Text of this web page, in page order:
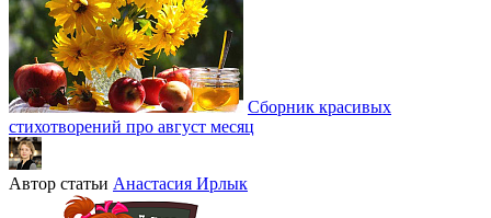
Сборник красивых
стихотворений про август месяц
Автор статьи Анастасия Ирлык